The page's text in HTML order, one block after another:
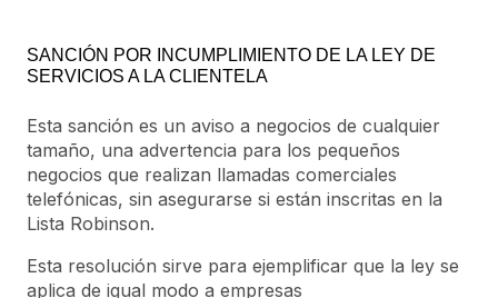
SANCIÓN POR INCUMPLIMIENTO DE LA LEY DE
SERVICIOS A LA CLIENTELA
Esta sanción es un aviso a negocios de cualquier
tamaño, una advertencia para los pequeños
negocios que realizan llamadas comerciales
telefónicas, sin asegurarse si están inscritas en la
Lista Robinson.
Esta resolución sirve para ejemplificar que la ley se
aplica de igual modo a empresas